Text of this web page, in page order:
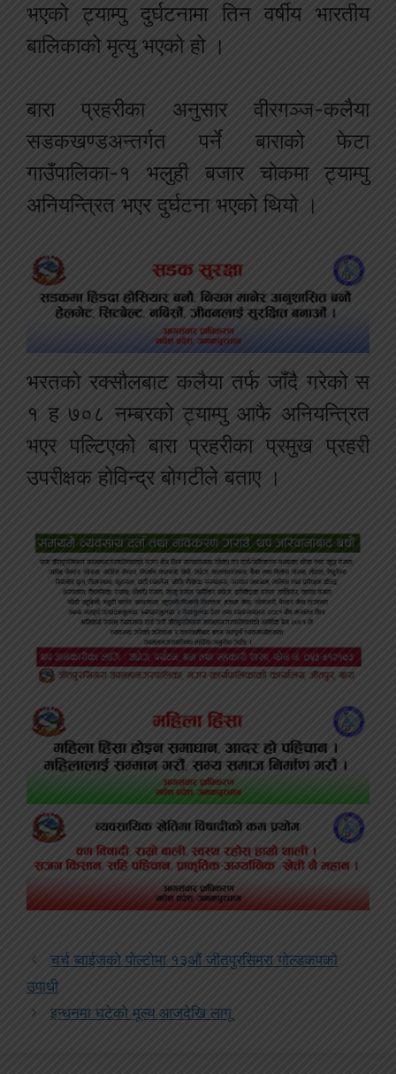
भएको ट्याम्पु दुर्घटनामा तिन वर्षीय भारतीय
बालिकाको मृत्यु भएको हो ।
बारा प्रहरीका अनुसार वीरगञ्ज-कलैया
सडकखण्डअन्तर्गत पर्ने बाराको फेटा
गाउँपालिका-१ भलुही बजार चोकमा ट्याम्पु
अनियन्त्रित भएर दुर्घटना भएको थियो ।
भरतको रक्सौलबाट कलैया तर्फ जाँदै गरेको स
१ ह ७०८ नम्बरको ट्याम्पु आफै अनियन्त्रित
भएर पल्टिएको बारा प्रहरीका प्रमुख प्रहरी
उपरीक्षक होविन्द्र बोगटीले बताए ।
चर्च ब्वाईजको पोल्टोमा १३औं जीतपुरसिमरा गोल्डकपको
उपाधी
इन्धनमा घटेको मूल्य आजदेखि लागू